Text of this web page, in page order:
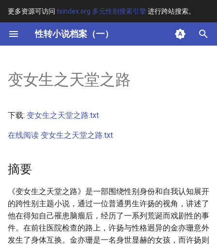
更多资源可访问 tsindex.org 多元性别搜索引擎进行跨站搜索。
性转小说档案（一）
键
开
搜
索
其他信息 [Processed Page
变女生之天堂之路
下载: 变女生之天堂之路.txt
在线阅读 变女生之天堂之路.txt
摘要
《变女生之天堂之路》是一部围绕性别身份和自我认知展开
的跨性别主题小说，通过一位普通男生许扬的视角，讲述了
他在得知自己罹患脑瘤后，经历了一系列荒诞而戏剧性的事
件。在前往医院检查的路上，许扬与性格迥异的金亦珊意外
发生了身体互换。金亦珊是一名身世显赫的女孩，而许扬则